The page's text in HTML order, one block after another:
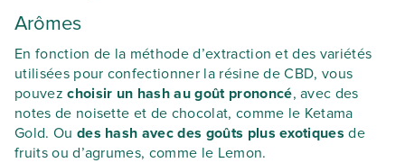
Arômes
En fonction de la méthode d’extraction et des variétés
utilisées pour confectionner la résine de CBD, vous
pouvezchoisir un hash au goût prononcé, avec des
notes de noisette et de chocolat, comme le Ketama
Gold. Ou des hash avec des goûts plus exotiques de
fruits ou d’agrumes, comme le Lemon.